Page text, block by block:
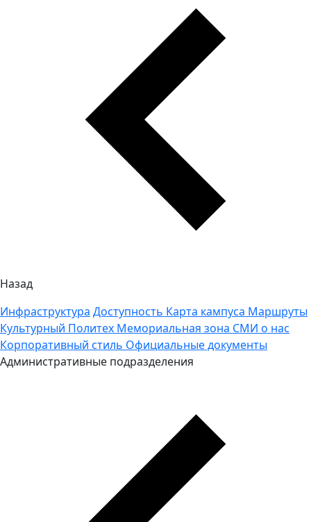
Назад
Инфраструктура Доступность Карта кампуса Маршруты
Культурный Политех Мемориальная зона СМИ о нас
Корпоративный стиль Официальные документы
Административные подразделения